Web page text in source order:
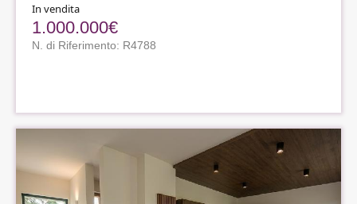
In vendita
1.000.000€
N. di Riferimento: R4788